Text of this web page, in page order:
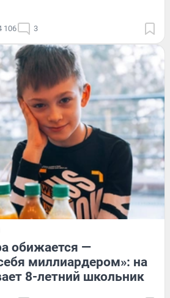
106 3
обижается —
миллиардером»: на
8-летний школьник